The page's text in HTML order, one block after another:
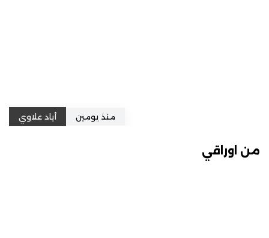
منذ يومين أياد علاوي
من اوراقي